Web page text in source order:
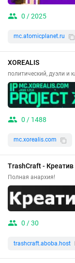
0 / 2025
mc.atomicplanet.ru
XOREALIS
политический, дуэли и
0 / 1488
mc.xorealis.com
TrashCraft - Креатив
Полная анархия!
0 / 30
trashcraft.aboba.host